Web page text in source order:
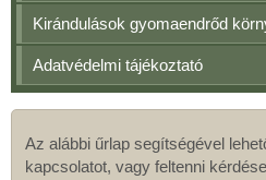
Kirándulások gyomaendrőd
Adatvédelmi tájékoztató
Kapcsolat
Az alábbi űrlap segítségével
kapcsolatot, vagy feltenni